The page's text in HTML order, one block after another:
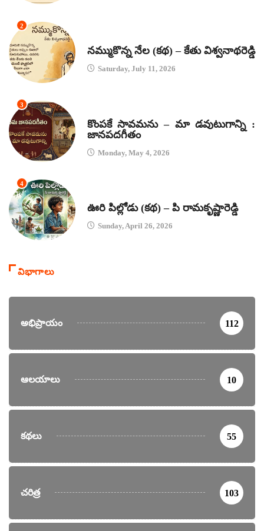
2
నమ్ముకొన్న నేల (కథ) – కేతు విశ్వనాథరెడ్డి
Saturday, July 11, 2026
3
కొంపకే సావమను – మా డవుటుగాన్ని :
జానపదగీతం
Monday, May 4, 2026
4
ఊరి పిల్లోడు (కథ) – పి రామకృష్ణారెడ్డి
Sunday, April 26, 2026
విభాగాలు
అభిప్రాయం 112
ఆలయాలు 10
కథలు 55
చరిత్ర 103